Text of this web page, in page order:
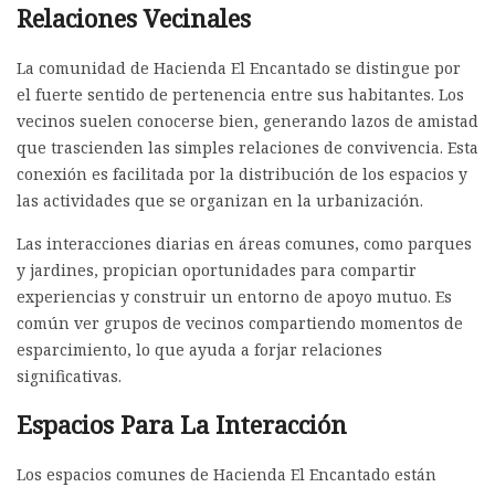
Relaciones Vecinales
La comunidad de Hacienda El Encantado se distingue por
el fuerte sentido de pertenencia entre sus habitantes. Los
vecinos suelen conocerse bien, generando lazos de amistad
que trascienden las simples relaciones de convivencia. Esta
conexión es facilitada por la distribución de los espacios y
las actividades que se organizan en la urbanización.
Las interacciones diarias en áreas comunes, como parques
y jardines, propician oportunidades para compartir
experiencias y construir un entorno de apoyo mutuo. Es
común ver grupos de vecinos compartiendo momentos de
esparcimiento, lo que ayuda a forjar relaciones
significativas.
Espacios Para La Interacción
Los espacios comunes de Hacienda El Encantado están